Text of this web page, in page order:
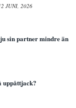
JUNI, 2026
sin partner mindre än
uppåttjack?